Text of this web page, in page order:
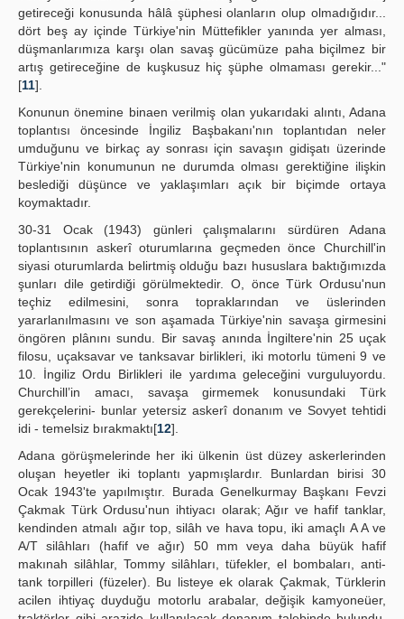
getireceği konusunda hâlâ şüphesi olanların olup olmadığıdır...
dört beş ay içinde Türkiye'nin Müttefikler yanında yer alması,
düşmanlarımıza karşı olan savaş gücümüze paha biçilmez bir
artış getireceğine de kuşkusuz hiç şüphe olmaması gerekir..."
[11].
Konunun önemine binaen verilmiş olan yukarıdaki alıntı, Adana
toplantısı öncesinde İngiliz Başbakanı'nın toplantıdan neler
umduğunu ve birkaç ay sonrası için savaşın gidişatı üzerinde
Türkiye'nin konumunun ne durumda olması gerektiğine ilişkin
beslediği düşünce ve yaklaşımları açık bir biçimde ortaya
koymaktadır.
30-31 Ocak (1943) günleri çalışmalarını sürdüren Adana
toplantısının askerî oturumlarına geçmeden önce Churchill'in
siyasi oturumlarda belirtmiş olduğu bazı hususlara baktığımızda
şunları dile getirdiği görülmektedir. O, önce Türk Ordusu'nun
teçhiz edilmesini, sonra topraklarından ve üslerinden
yararlanılmasını ve son aşamada Türkiye'nin savaşa girmesini
öngören plânını sundu. Bir savaş anında İngiltere'nin 25 uçak
filosu, uçaksavar ve tanksavar birlikleri, iki motorlu tümeni 9 ve
10. İngiliz Ordu Birlikleri ile yardıma geleceğini vurguluyordu.
Churchill’in amacı, savaşa girmemek konusundaki Türk
gerekçelerini- bunlar yetersiz askerî donanım ve Sovyet tehtidi
idi - temelsiz bırakmaktı[12].
Adana görüşmelerinde her iki ülkenin üst düzey askerlerinden
oluşan heyetler iki toplantı yapmışlardır. Bunlardan birisi 30
Ocak 1943'te yapılmıştır. Burada Genelkurmay Başkanı Fevzi
Çakmak Türk Ordusu'nun ihtiyacı olarak; Ağır ve hafif tanklar,
kendinden atmalı ağır top, silâh ve hava topu, iki amaçlı A A ve
A/T silâhları (hafif ve ağır) 50 mm veya daha büyük hafif
makınah silâhlar, Tommy silâhları, tüfekler, el bombaları, anti-
tank torpilleri (füzeler). Bu listeye ek olarak Çakmak, Türklerin
acilen ihtiyaç duyduğu motorlu arabalar, değişik kamyoneüer,